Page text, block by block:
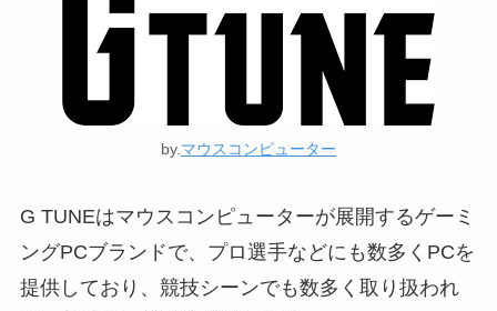
by. マウスコンピューター
G TUNEはマウスコンピューターが展開するゲーミ
ングPCブランドで、プロ選手などにも数多くPCを
提供しており、競技シーンでも数多く取り扱われ